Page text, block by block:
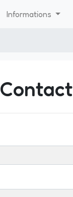
Informations
Contact